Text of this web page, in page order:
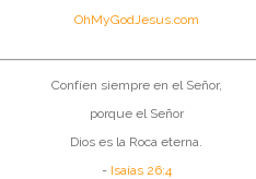
OhMyGodJesus.com
Confíen siempre en el Señor,
porque el Señor
Dios es la Roca eterna.
- Isaías 26:4